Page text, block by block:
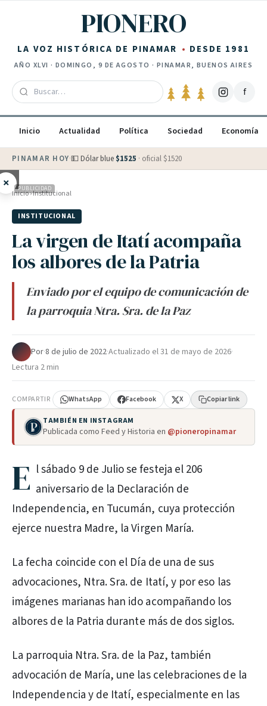
PIONERO
LA VOZ HISTÓRICA DE PINAMAR DESDE 1981
AÑO XLVI · DOMINGO, 9 DE AGOSTO · PINAMAR, BUENOS AIRES
f
Inicio Actualidad Política Sociedad Economía
PINAMAR HOY·💵 Dólar blue $1525 · oficial $1520
× PUBLICIDAD
Inicio›Institucional
INSTITUCIONAL
La virgen de Itatí acompaña
los albores de la Patria
Enviado por el equipo de comunicación de
la parroquia Ntra. Sra. de la Paz
Por·8 de julio de 2022·Actualizado el31 de mayo de 2026·
Lectura 2 min
COMPARTIR WhatsApp Facebook X Copiar link
TAMBIÉN EN INSTAGRAM
Publicada como Feed y Historia en @pioneropinamar
E l sábado 9 de Julio se festeja el 206
aniversario de la Declaración de
Independencia, en Tucumán, cuya protección
ejerce nuestra Madre, la Virgen María.
La fecha coincide con el Día de una de sus
advocaciones, Ntra. Sra. de Itatí, y por eso las
imágenes marianas han ido acompañando los
albores de la Patria durante más de dos siglos.
La parroquia Ntra. Sra. de la Paz, también
advocación de María, une las celebraciones de la
Independencia y de Itatí, especialmente en las